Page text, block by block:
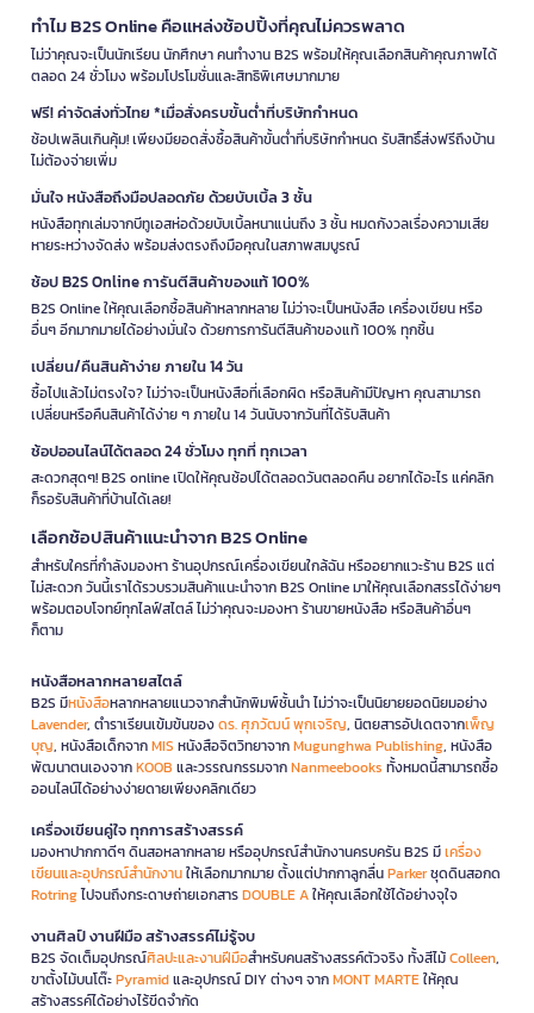
ทำไม B2S Online คือแหล่งช้อปปิ้งที่คุณไม่ควรพลาด
ไม่ว่าคุณจะเป็นนักเรียน นักศึกษา คนทำงาน B2S พร้อมให้คุณเลือกสินค้าคุณภาพได้
ตลอด 24 ชั่วโมง พร้อมโปรโมชั่นและสิทธิพิเศษมากมาย
ฟรี! ค่าจัดส่งทั่วไทย *เมื่อสั่งครบขั้นต่ำที่บริษัทกำหนด
ช้อปเพลินเกินคุ้ม! เพียงมียอดสั่งซื้อสินค้าขั้นต่ำที่บริษัทกำหนด รับสิทธิ์ส่งฟรีถึงบ้าน
ไม่ต้องจ่ายเพิ่ม
มั่นใจ หนังสือถึงมือปลอดภัย ด้วยบับเบิ้ล 3 ชั้น
หนังสือทุกเล่มจากบีทูเอสห่อด้วยบับเบิ้ลหนาแน่นถึง 3 ชั้น หมดกังวลเรื่องความเสีย
หายระหว่างจัดส่ง พร้อมส่งตรงถึงมือคุณในสภาพสมบูรณ์
ช้อป B2S Online การันตีสินค้าของแท้ 100%
B2S Online ให้คุณเลือกซื้อสินค้าหลากหลาย ไม่ว่าจะเป็นหนังสือ เครื่องเขียน หรือ
อื่นๆ อีกมากมายได้อย่างมั่นใจ ด้วยการการันตีสินค้าของแท้ 100% ทุกชิ้น
เปลี่ยน/คืนสินค้าง่าย ภายใน 14 วัน
ซื้อไปแล้วไม่ตรงใจ? ไม่ว่าจะเป็นหนังสือที่เลือกผิด หรือสินค้ามีปัญหา คุณสามารถ
เปลี่ยนหรือคืนสินค้าได้ง่าย ๆ ภายใน 14 วันนับจากวันที่ได้รับสินค้า
ช้อปออนไลน์ได้ตลอด 24 ชั่วโมง ทุกที่ ทุกเวลา
สะดวกสุดๆ! B2S online เปิดให้คุณช้อปได้ตลอดวันตลอดคืน อยากได้อะไร แค่คลิก
ก็รอรับสินค้าที่บ้านได้เลย!
เลือกช้อปสินค้าแนะนำจาก B2S Online
สำหรับใครที่กำลังมองหา ร้านอุปกรณ์เครื่องเขียนใกล้ฉัน หรืออยากแวะร้าน B2S แต่
ไม่สะดวก วันนี้เราได้รวบรวมสินค้าแนะนำจาก B2S Online มาให้คุณเลือกสรรได้ง่ายๆ
พร้อมตอบโจทย์ทุกไลฟ์สไตล์ ไม่ว่าคุณจะมองหา ร้านขายหนังสือ หรือสินค้าอื่นๆ
ก็ตาม
หนังสือหลากหลายสไตล์
B2S มีหนังสือหลากหลายแนวจากสำนักพิมพ์ชั้นนำ ไม่ว่าจะเป็นนิยายยอดนิยมอย่าง
Lavender, ตำราเรียนเข้มข้นของดร. ศุภวัฒน์ พุกเจริญ, นิตยสารอัปเดตจากเพ็ญ
บุญ, หนังสือเด็กจากMIS หนังสือจิตวิทยาจากMugunghwa Publishing, หนังสือ
พัฒนาตนเองจากKOOB และวรรณกรรมจากNanmeebooks ทั้งหมดนี้สามารถซื้อ
ออนไลน์ได้อย่างง่ายดายเพียงคลิกเดียว
เครื่องเขียนคู่ใจ ทุกการสร้างสรรค์
มองหาปากกาดีๆ ดินสอหลากหลาย หรืออุปกรณ์สำนักงานครบครัน B2S มีเครื่อง
เขียนและอุปกรณ์สำนักงานให้เลือกมากมาย ตั้งแต่ปากกาลูกลื่นParkerชุดดินสอกด
Rotringไปจนถึงกระดาษถ่ายเอกสารDOUBLE Aให้คุณเลือกใช้ได้อย่างจุใจ
งานศิลป์ งานฝีมือ สร้างสรรค์ไม่รู้จบ
B2S จัดเต็มอุปกรณ์ศิลปะและงานฝีมือสำหรับคนสร้างสรรค์ตัวจริง ทั้งสีไม้Colleen,
ขาตั้งไม้บนโต๊ะPyramidและอุปกรณ์ DIY ต่างๆ จากMONT MARTEให้คุณ
สร้างสรรค์ได้อย่างไร้ขีดจำกัด